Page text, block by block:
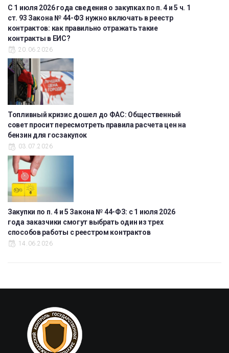
С 1 июля 2026 года сведения о закупках по п. 4 и 5 ч. 1
ст. 93 Закона № 44-ФЗ нужно включать в реестр
контрактов: как правильно отражать такие
контракты в ЕИС?
20.06.2026
Топливный кризис дошел до ФАС: Общественный
совет просит пересмотреть правила расчета цен на
бензин для госзакупок
03.07.2026
Закупки по п. 4 и 5 Закона № 44-ФЗ: с 1 июля 2026
года заказчики смогут выбрать один из трех
способов работы с реестром контрактов
14.06.2026